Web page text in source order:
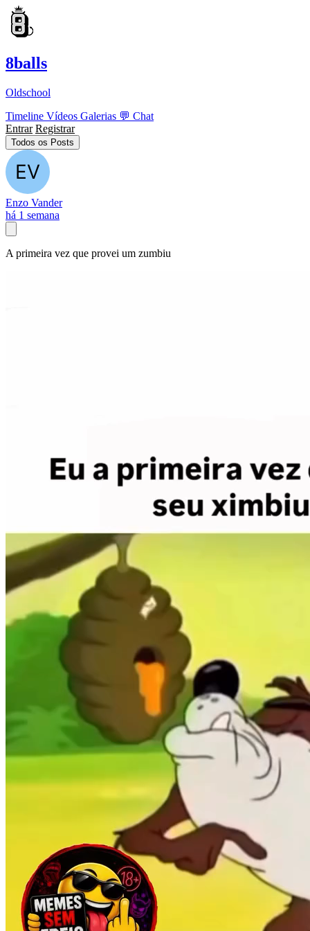
8balls
Oldschool
Timeline Vídeos Galerias 💬 Chat
Entrar Registrar
Todos os Posts
Enzo Vander
há 1 semana
A primeira vez que provei um zumbiu